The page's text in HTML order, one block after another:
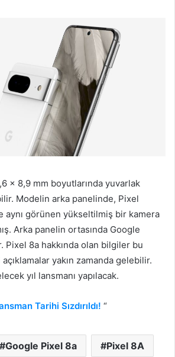
x 8,9 mm boyutlarında yuvarlak
Modelin arka panelinde, Pixel
aynı görünen yükseltilmiş bir kamera
Arka panelin ortasında Google
Pixel 8a hakkında olan bilgiler bu
yakın zamanda gelebilir.
yıl lansmanı yapılacak.
Tarihi Sızdırıldı! “
Google Pixel 8a Pixel 8A